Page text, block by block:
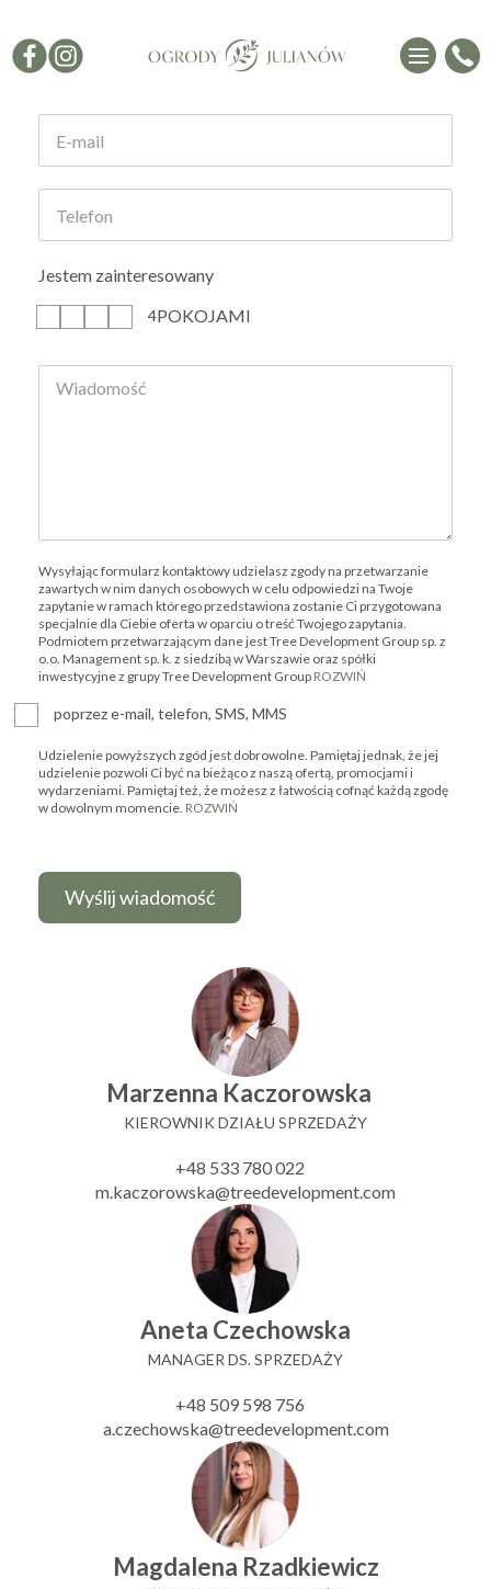
Jestem zainteresowany
4POKOJAMI
Wysyłając formularz kontaktowy udzielasz zgody na przetwarzanie
zawartych w nim danych osobowych w celu odpowiedzi na Twoje
zapytanie w ramach którego przedstawiona zostanie Ci przygotowana
specjalnie dla Ciebie oferta w oparciu o treść Twojego zapytania.
Podmiotem przetwarzającym dane jest Tree Development Group sp. z
o.o. Management sp. k. z siedzibą w Warszawie oraz spółki
inwestycyjne z grupy Tree Development Group ROZWIŃ
poprzez e-mail, telefon, SMS, MMS
Udzielenie powyższych zgód jest dobrowolne. Pamiętaj jednak, że jej
udzielenie pozwoli Ci być na bieżąco z naszą ofertą, promocjami i
wydarzeniami. Pamiętaj też, że możesz z łatwością cofnąć każdą zgodę
w dowolnym momencie. ROZWIŃ
Marzenna Kaczorowska
KIEROWNIK DZIAŁU SPRZEDAŻY
+48 533 780 022
m.kaczorowska@treedevelopment.com
Aneta Czechowska
MANAGER DS. SPRZEDAŻY
+48 509 598 756
a.czechowska@treedevelopment.com
Magdalena Rzadkiewicz